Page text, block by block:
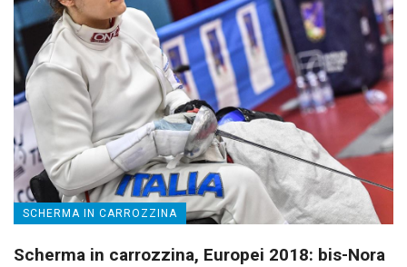
SCHERMA IN CARROZZINA
Scherma in carrozzina, Europei 2018: bis-Nora